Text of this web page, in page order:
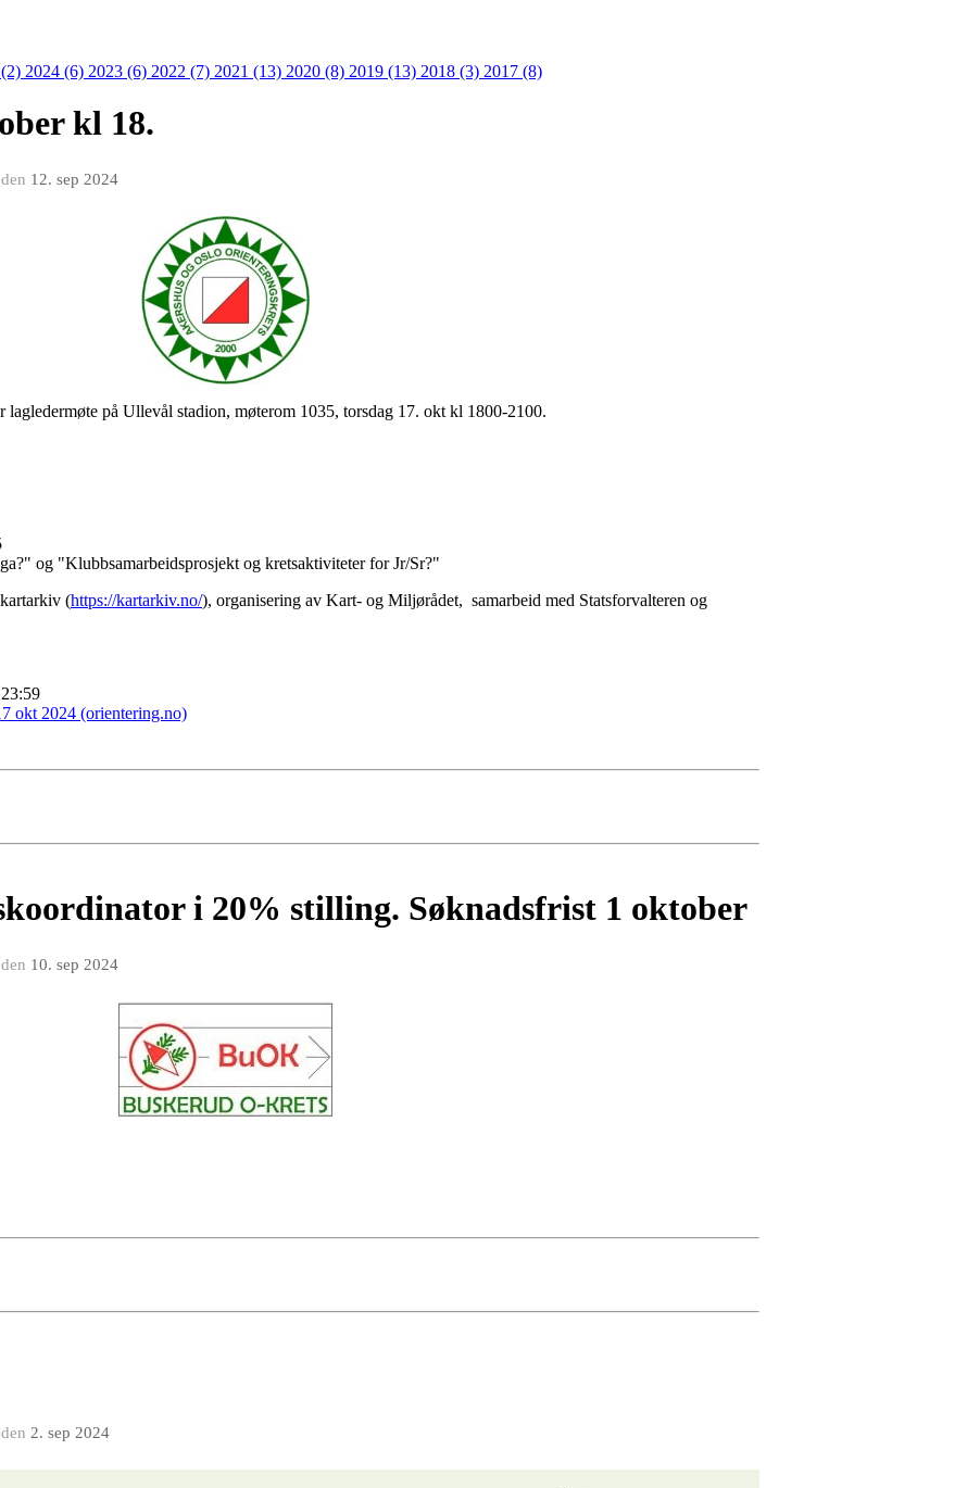
2024 (6) 2023 (6) 2022 (7) 2021 (13) 2020 (8) 2019 (13) 2018 (3) 2017 (8)
kl 18.
den 12. sep 2024
lagledermøte på Ullevål stadion, møterom 1035, torsdag 17. okt kl 1800-2100.
og "Klubbsamarbeidsprosjekt og kretsaktiviteter for Jr/Sr?"
(https://kartarkiv.no/), organisering av Kart- og Miljørådet, samarbeid med Statsforvalteren og
okt 2024 (orientering.no)
i 20% stilling. Søknadsfrist 1 oktober
den 10. sep 2024
den 2. sep 2024